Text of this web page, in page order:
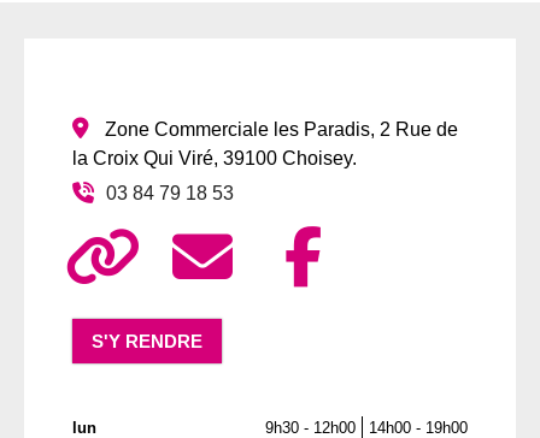
Zone Commerciale les Paradis, 2 Rue de
la Croix Qui Viré, 39100 Choisey.
03 84 79 18 53
S'Y RENDRE
lun 9h30 - 12h00 14h00 - 19h00